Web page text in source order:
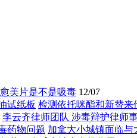
美片是不是吸毒 12/07
检测依托咪酯和新替来
李云齐律师团队 涉毒辩护律师
加拿大小城镇面临